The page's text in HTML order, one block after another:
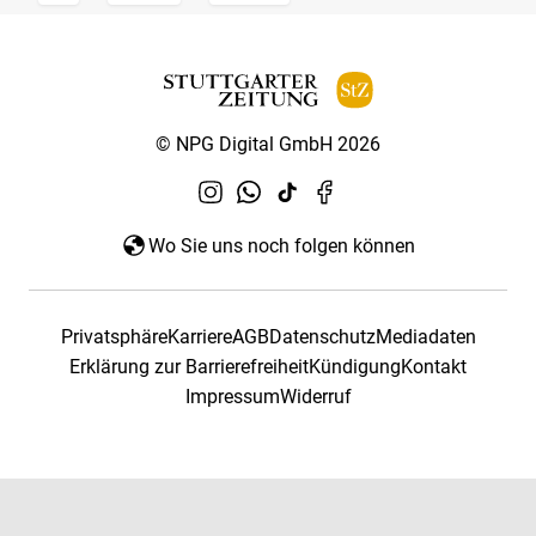
© NPG Digital GmbH 2026
Wo Sie uns noch folgen können
PrivatsphäreKarriereAGBDatenschutzMediadaten
Erklärung zur BarrierefreiheitKündigungKontakt
ImpressumWiderruf